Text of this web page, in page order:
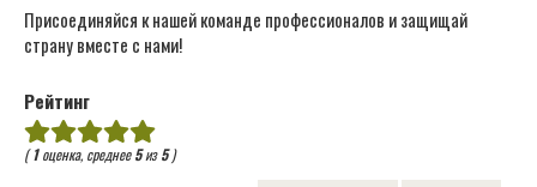
Присоединяйся к нашей команде профессионалов и защищай
страну вместе с нами!
Рейтинг
(1оценка, среднее5из5)